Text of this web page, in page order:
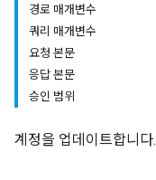
경로 매개변수
쿼리 매개변수
요청 본문
응답 본문
승인 범위
계정을 업데이트합니다.